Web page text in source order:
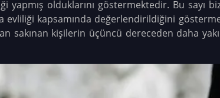
olduklarını göstermektedir. Bu sayı
evliliği kapsamında değerlendirildiğini
sakınan kişilerin üçüncü dereceden daha